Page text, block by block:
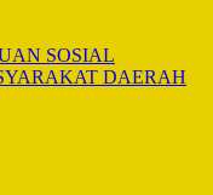
SOSIAL
DAERAH